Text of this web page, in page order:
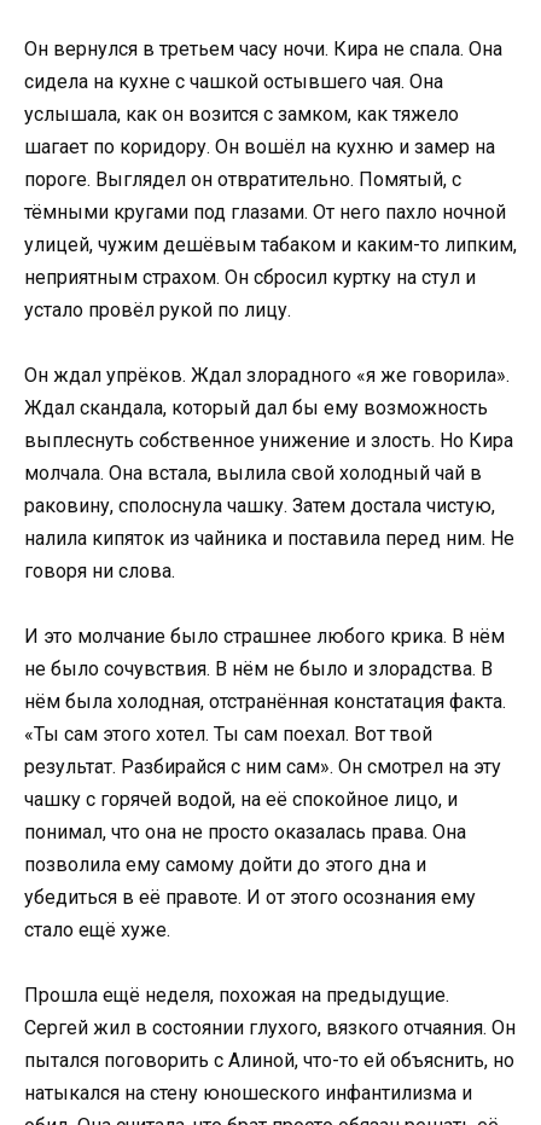
Он вернулся в третьем часу ночи. Кира не спала. Она
сидела на кухне с чашкой остывшего чая. Она
услышала, как он возится с замком, как тяжело
шагает по коридору. Он вошёл на кухню и замер на
пороге. Выглядел он отвратительно. Помятый, с
тёмными кругами под глазами. От него пахло ночной
улицей, чужим дешёвым табаком и каким-то липким,
неприятным страхом. Он сбросил куртку на стул и
устало провёл рукой по лицу.
Он ждал упрёков. Ждал злорадного «я же говорила».
Ждал скандала, который дал бы ему возможность
выплеснуть собственное унижение и злость. Но Кира
молчала. Она встала, вылила свой холодный чай в
раковину, сполоснула чашку. Затем достала чистую,
налила кипяток из чайника и поставила перед ним. Не
говоря ни слова.
И это молчание было страшнее любого крика. В нём
не было сочувствия. В нём не было и злорадства. В
нём была холодная, отстранённая констатация факта.
«Ты сам этого хотел. Ты сам поехал. Вот твой
результат. Разбирайся с ним сам». Он смотрел на эту
чашку с горячей водой, на её спокойное лицо, и
понимал, что она не просто оказалась права. Она
позволила ему самому дойти до этого дна и
убедиться в её правоте. И от этого осознания ему
стало ещё хуже.
Прошла ещё неделя, похожая на предыдущие.
Сергей жил в состоянии глухого, вязкого отчаяния. Он
пытался поговорить с Алиной, что-то ей объяснить, но
натыкался на стену юношеского инфантилизма и